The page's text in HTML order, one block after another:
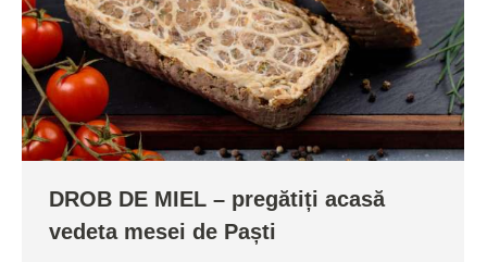
DROB DE MIEL – pregătiți acasă
vedeta mesei de Paști